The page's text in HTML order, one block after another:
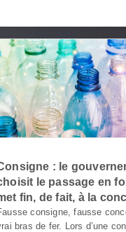
: le
le passage en
fin, de fait, à la
consigne, fausse
bras de fer. Lors d’une